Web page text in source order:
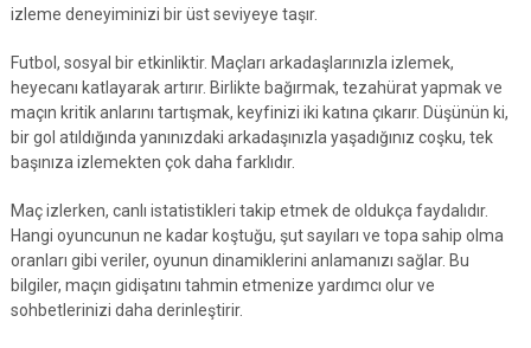
izleme deneyiminizi bir üst seviyeye taşır.
Futbol, sosyal bir etkinliktir. Maçları arkadaşlarınızla izlemek,
heyecanı katlayarak artırır. Birlikte bağırmak, tezahürat yapmak ve
maçın kritik anlarını tartışmak, keyfinizi iki katına çıkarır. Düşünün ki,
bir gol atıldığında yanınızdaki arkadaşınızla yaşadığınız coşku, tek
başınıza izlemekten çok daha farklıdır.
Maç izlerken, canlı istatistikleri takip etmek de oldukça faydalıdır.
Hangi oyuncunun ne kadar koştuğu, şut sayıları ve topa sahip olma
oranları gibi veriler, oyunun dinamiklerini anlamanızı sağlar. Bu
bilgiler, maçın gidişatını tahmin etmenize yardımcı olur ve
sohbetlerinizi daha derinleştirir.